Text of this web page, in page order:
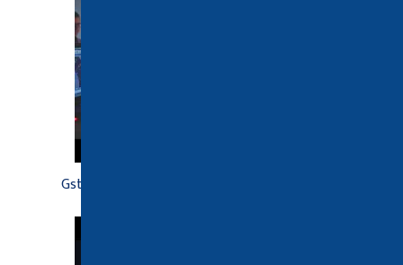
GstarCAD - Profesjonalny program CAD 2D z